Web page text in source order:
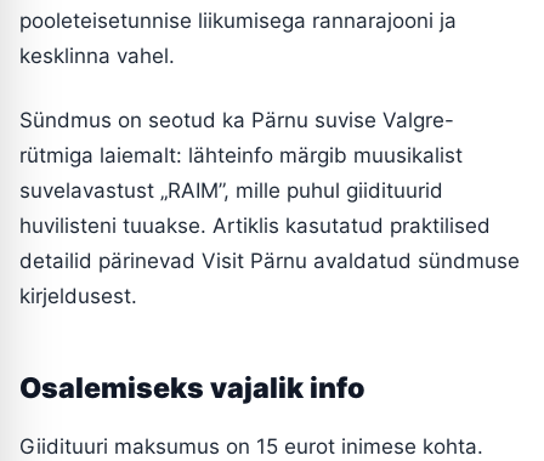
pooleteisetunnise liikumisega rannarajooni ja
kesklinna vahel.
Sündmus on seotud ka Pärnu suvise Valgre-
rütmiga laiemalt: lähteinfo märgib muusikalist
suvelavastust „RAIM”, mille puhul giidituurid
huvilisteni tuuakse. Artiklis kasutatud praktilised
detailid pärinevad Visit Pärnu avaldatud sündmuse
kirjeldusest.
Osalemiseks vajalik info
Giidituuri maksumus on 15 eurot inimese kohta.